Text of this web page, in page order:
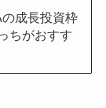
の成長投資枠
ちがおすす